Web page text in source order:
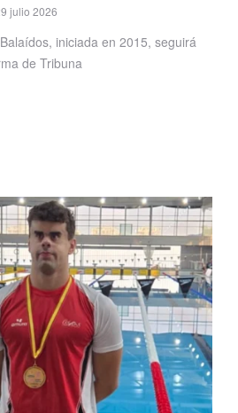
julio 2026
iniciada en 2015, seguirá
de Tribuna